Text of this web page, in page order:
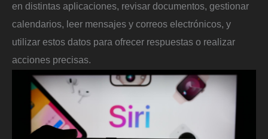
en distintas aplicaciones, revisar documentos, gestionar
calendarios, leer mensajes y correos electrónicos, y
utilizar estos datos para ofrecer respuestas o realizar
acciones precisas.